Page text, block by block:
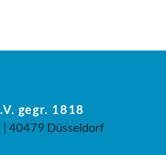
gegr. 1818
| 40479 Düsseldorf